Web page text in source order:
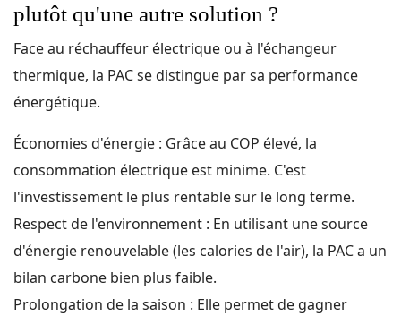
plutôt qu'une autre solution ?
Face au réchauffeur électrique ou à l'échangeur
thermique, la PAC se distingue par sa performance
énergétique.
Économies d'énergie : Grâce au COP élevé, la
consommation électrique est minime. C'est
l'investissement le plus rentable sur le long terme.
Respect de l'environnement : En utilisant une source
d'énergie renouvelable (les calories de l'air), la PAC a un
bilan carbone bien plus faible.
Prolongation de la saison : Elle permet de gagner